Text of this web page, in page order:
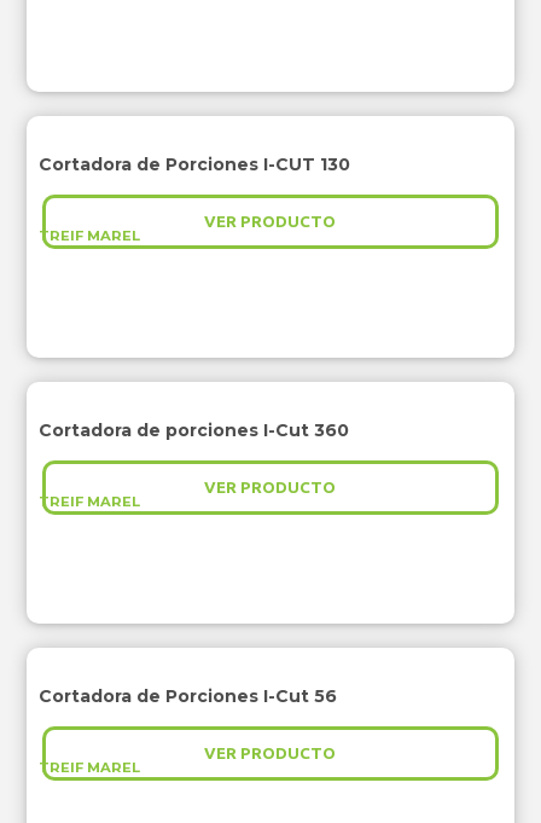
TREIF MAREL
Cortadora de Porciones I-CUT 130
VER PRODUCTO
TREIF MAREL
Cortadora de porciones I-Cut 360
VER PRODUCTO
TREIF MAREL
Cortadora de Porciones I-Cut 56
VER PRODUCTO